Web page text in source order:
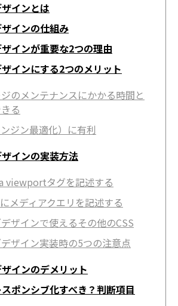
インとは
インの仕組み
インが重要な2つの理由
インにする2つのメリット
のメンテナンスにかかる時間と
る
ジン最適化）に有利
インの実装方法
viewportタグを記述する
メディアクエリを記述する
ザインで使えるその他のCSS
ザイン実装時の5つの注意点
インのデメリット
ポンシブ化すべき？判断項目